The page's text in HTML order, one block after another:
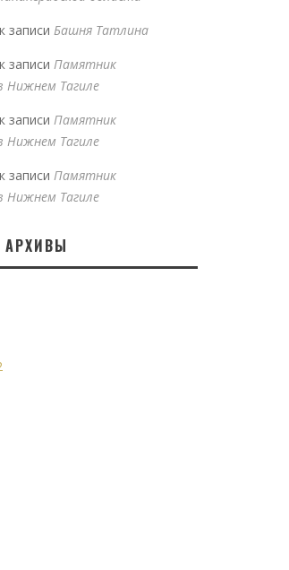
к записи Башня Татлина
к записи Памятник
Нижнем Тагиле
к записи Памятник
Нижнем Тагиле
к записи Памятник
Нижнем Тагиле
АРХИВЫ